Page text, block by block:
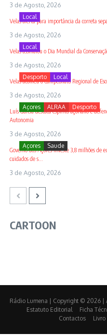
3 de Agosto, 2026
Local
Velas alerta para importância da correta
3 de Agosto, 2026
Local
Velas assinalou o Dia Mundial da
3 de Agosto, 2026
Desporto Local
Velas acolheu o Campeonato Regional de
3 de Agosto, 2026
Açores ALRAA Desporto
Luís Garcia destaca espírito açoriano e
Autonomia
3 de Agosto, 2026
Açores Saude
Governo dos Açores investe 3,8 milhões de
cuidados de s...
3 de Agosto, 2026
CARTOON
Rádio Lumena | Copyright © 2026 |
Estatuto Editorial
Ficha
Contactos